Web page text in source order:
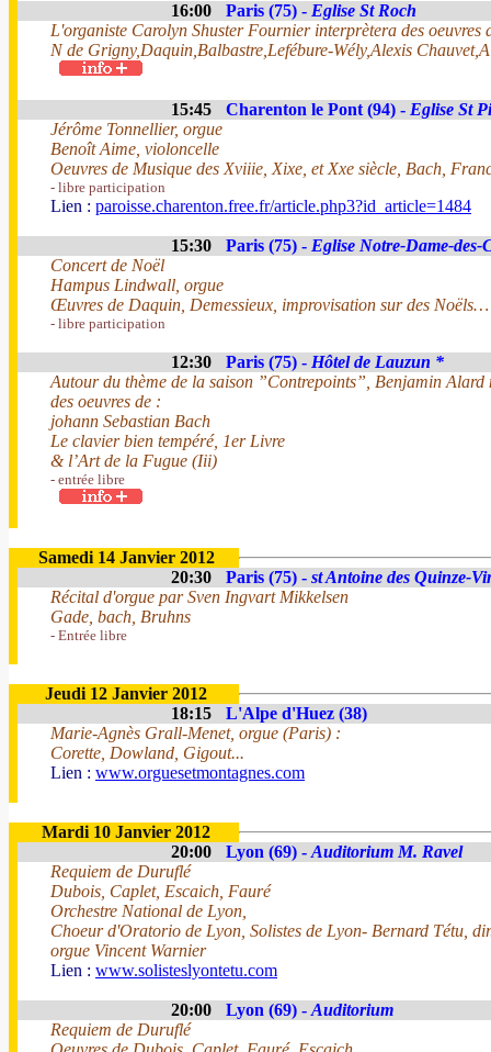
16:00 Paris (75) - Eglise St Roch
L'organiste Carolyn Shuster Fournier interprètera des oeuvres
N de Grigny,Daquin,Balbastre,Lefébure-Wély,Alexis
15:45 Charenton le Pont (94) - Eglise St
Jérôme Tonnellier, orgue
Benoît Aime, violoncelle
Oeuvres de Musique des Xviiie, Xixe, et Xxe siècle, Bach,
- libre participation
Lien : paroisse.charenton.free.fr/article.php3?id_article=1484
15:30 Paris (75) - Eglise Notre-Dame-des-
Concert de Noël
Hampus Lindwall, orgue
Œuvres de Daquin, Demessieux, improvisation sur des Noëls…
- libre participation
12:30 Paris (75) - Hôtel de Lauzun *
Autour du thème de la saison ”Contrepoints”, Benjamin
des oeuvres de :
johann Sebastian Bach
Le clavier bien tempéré, 1er Livre
& l’Art de la Fugue (Iii)
- entrée libre
Samedi 14 Janvier 2012
20:30
Paris (75) - st Antoine des Quinze-
Récital d'orgue par Sven Ingvart Mikkelsen
Gade, bach, Bruhns
- Entrée libre
Jeudi 12 Janvier 2012
18:15
L'Alpe d'Huez (38)
Marie-Agnès Grall-Menet, orgue (Paris) :
Corette, Dowland, Gigout...
Lien : www.orguesetmontagnes.com
Mardi 10 Janvier 2012
20:00
Lyon (69) - Auditorium M. Ravel
Requiem de Duruflé
Dubois, Caplet, Escaich, Fauré
Orchestre National de Lyon,
Choeur d'Oratorio de Lyon, Solistes de Lyon- Bernard Tétu,
orgue Vincent Warnier
Lien : www.solisteslyontetu.com
20:00 Lyon (69) - Auditorium
Requiem de Duruflé